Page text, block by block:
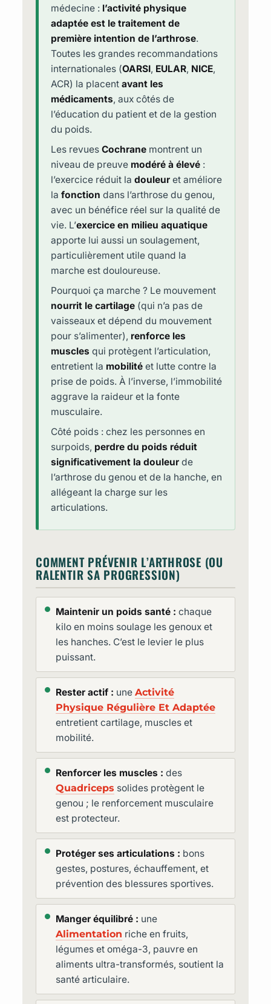
médecine : l’activité physique
adaptée est le traitement de
première intention de l’arthrose.
Toutes les grandes recommandations
internationales (OARSI, EULAR, NICE,
ACR) la placentavant les
médicaments, aux côtés de
l’éducation du patient et de la gestion
du poids.
Les revuesCochrane montrent un
niveau de preuve modéré à élevé :
l’exercice réduit ladouleur et améliore
lafonction dans l’arthrose du genou,
avec un bénéfice réel sur la qualité de
vie. L’exercice en milieu aquatique
apporte lui aussi un soulagement,
particulièrement utile quand la
marche est douloureuse.
Pourquoi ça marche ? Le mouvement
nourrit le cartilage (qui n’a pas de
vaisseaux et dépend du mouvement
pour s’alimenter), renforce les
muscles qui protègent l’articulation,
entretient la mobilité et lutte contre la
prise de poids. À l’inverse, l’immobilité
aggrave la raideur et la fonte
musculaire.
Côté poids : chez les personnes en
surpoids, perdre du poids réduit
significativement la douleur de
l’arthrose du genou et de la hanche, en
allégeant la charge sur les
articulations.
COMMENT PRÉVENIR L’ARTHROSE (OU
RALENTIR SA PROGRESSION)
Maintenir un poids santé : chaque
kilo en moins soulage les genoux et
les hanches. C’est le levier le plus
puissant.
Rester actif : uneActivité
Physique Régulière Et Adaptée
entretient cartilage, muscles et
mobilité.
Renforcer les muscles : des
Quadriceps solides protègent le
genou ; le renforcement musculaire
est protecteur.
Protéger ses articulations : bons
gestes, postures, échauffement, et
prévention des blessures sportives.
Manger équilibré : une
Alimentation riche en fruits,
légumes et oméga-3, pauvre en
aliments ultra-transformés, soutient la
santé articulaire.